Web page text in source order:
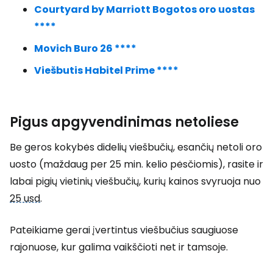
Courtyard by Marriott Bogotos oro uostas
****
Movich Buro 26 ****
Viešbutis Habitel Prime ****
Pigus apgyvendinimas netoliese
Be geros kokybės didelių viešbučių, esančių netoli oro
uosto (maždaug per 25 min. kelio pėsčiomis), rasite ir
labai pigių vietinių viešbučių, kurių kainos svyruoja nuo
25 usd.
Pateikiame gerai įvertintus viešbučius saugiuose
rajonuose, kur galima vaikščioti net ir tamsoje.